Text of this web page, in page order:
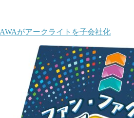
がアークライトを子会社化